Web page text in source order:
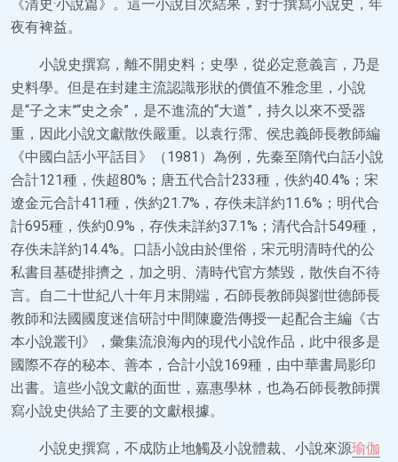
《清史·小說篇》。這一小說目次結果，對于撰寫小說史，年
夜有裨益。
小說史撰寫，離不開史料；史學，從必定意義言，乃是
史料學。但是在封建主流認識形狀的價值不雅念里，小說
是“子之末”“史之余”，是不進流的“大道”，持久以來不受器
重，因此小說文獻散佚嚴重。以袁行霈、侯忠義師長教師編
《中國白話小平話目》（1981）為例，先秦至隋代白話小說
合計121種，佚超80%；唐五代合計233種，佚約40.4%；宋
遼金元合計411種，佚約21.7%，存佚未詳約11.6%；明代合
計695種，佚約0.9%，存佚未詳約37.1%；清代合計549種，
存佚未詳約14.4%。口語小說由於俚俗，宋元明清時代的公
私書目基礎排擠之，加之明、清時代官方禁毀，散佚自不待
言。自二十世紀八十年月末開端，石師長教師與劉世德師長
教師和法國國度迷信研討中間陳慶浩傳授一起配合主編《古
本小說叢刊》，彙集流浪海內的現代小說作品，此中很多是
國際不存的秘本、善本，合計小說169種，由中華書局影印
出書。這些小說文獻的面世，嘉惠學林，也為石師長教師撰
寫小說史供給了主要的文獻根據。
小說史撰寫，不成防止地觸及小說體裁、小說來源瑜伽